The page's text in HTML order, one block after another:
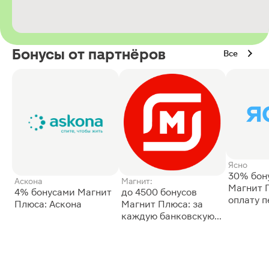
Бонусы от партнёров Все
Аскона
4% бонусами Магнит
Плюса: Аскона
Магнит:
до 4500 бонусов
Магнит Плюса: за
каждую банковскую
Ясно
30%
Магнит
оплату